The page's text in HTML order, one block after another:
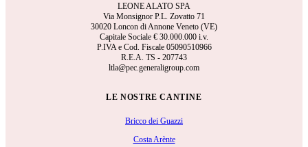
LEONE ALATO SPA
Via Monsignor P.L. Zovatto 71
30020 Loncon di Annone Veneto (VE)
Capitale Sociale € 30.000.000 i.v.
P.IVA e Cod. Fiscale 05090510966
R.E.A. TS - 207743
ltla@pec.generaligroup.com
LE NOSTRE CANTINE
Bricco dei Guazzi
Costa Arènte